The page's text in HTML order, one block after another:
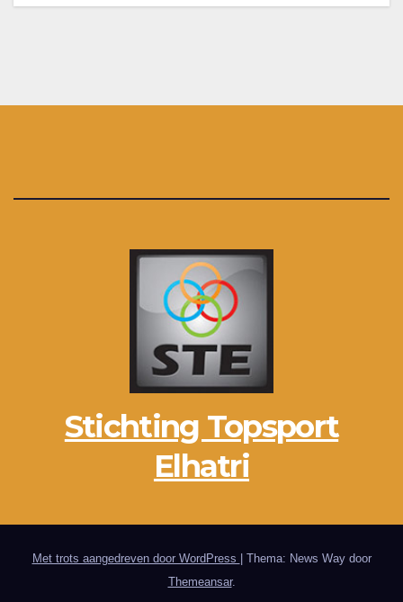
Stichting Topsport
Elhatri
Met trots aangedreven door WordPress
Thema: News Way door
Themeansar.